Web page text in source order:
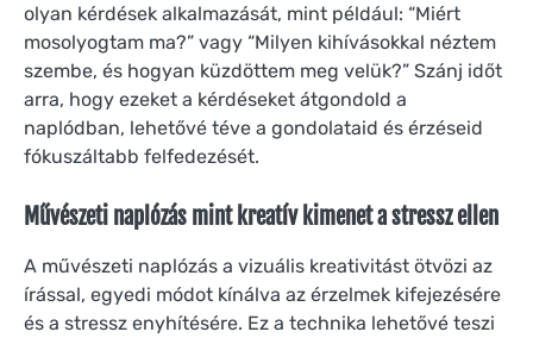
olyan kérdések alkalmazását, mint például: “Miért
mosolyogtam ma?” vagy “Milyen kihívásokkal néztem
szembe, és hogyan küzdöttem meg velük?” Szánj időt
arra, hogy ezeket a kérdéseket átgondold a
naplódban, lehetővé téve a gondolataid és érzéseid
fókuszáltabb felfedezését.
Művészeti naplózás mint kreatív kimenet a stressz ellen
A művészeti naplózás a vizuális kreativitást ötvözi az
írással, egyedi módot kínálva az érzelmek kifejezésére
és a stressz enyhítésére. Ez a technika lehetővé teszi